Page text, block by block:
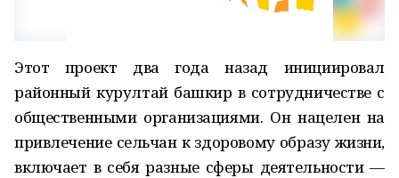
Этот проект два года назад инициировал
районный курултай башкир в сотрудничестве с
общественными организациями. Он нацелен на
привлечение сельчан к здоровому образу жизни,
включает в себя разные сферы деятельности —